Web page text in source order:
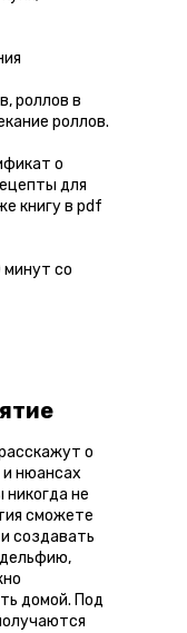
роллов в
роллов.
о
для
книгу в pdf
со
о
нюансах
не
сможете
создавать
домой. Под